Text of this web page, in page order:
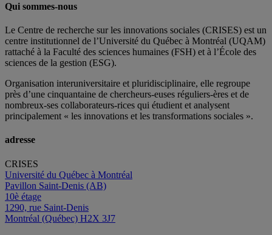
Qui sommes-nous
Le Centre de recherche sur les innovations sociales (CRISES) est un
centre institutionnel de l’Université du Québec à Montréal (UQAM)
rattaché à la Faculté des sciences humaines (FSH) et à l’École des
sciences de la gestion (ESG).
Organisation interuniversitaire et pluridisciplinaire, elle regroupe
près d’une cinquantaine de chercheurs-euses réguliers-ères et de
nombreux-ses collaborateurs-rices qui étudient et analysent
principalement « les innovations et les transformations sociales ».
adresse
CRISES
Université du Québec à Montréal
Pavillon Saint-Denis (AB)
10è étage
1290, rue Saint-Denis
Montréal (Québec) H2X 3J7